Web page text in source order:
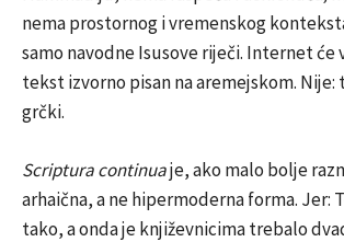
nema prostornog i vremenskog
samo navodne Isusove riječi. Internet će
tekst izvorno pisan na aremejskom.
grčki.
Scriptura continuaje, ako malo bolje
arhaična, a ne hipermoderna forma. Jer:
tako, a onda je književnicima trebalo